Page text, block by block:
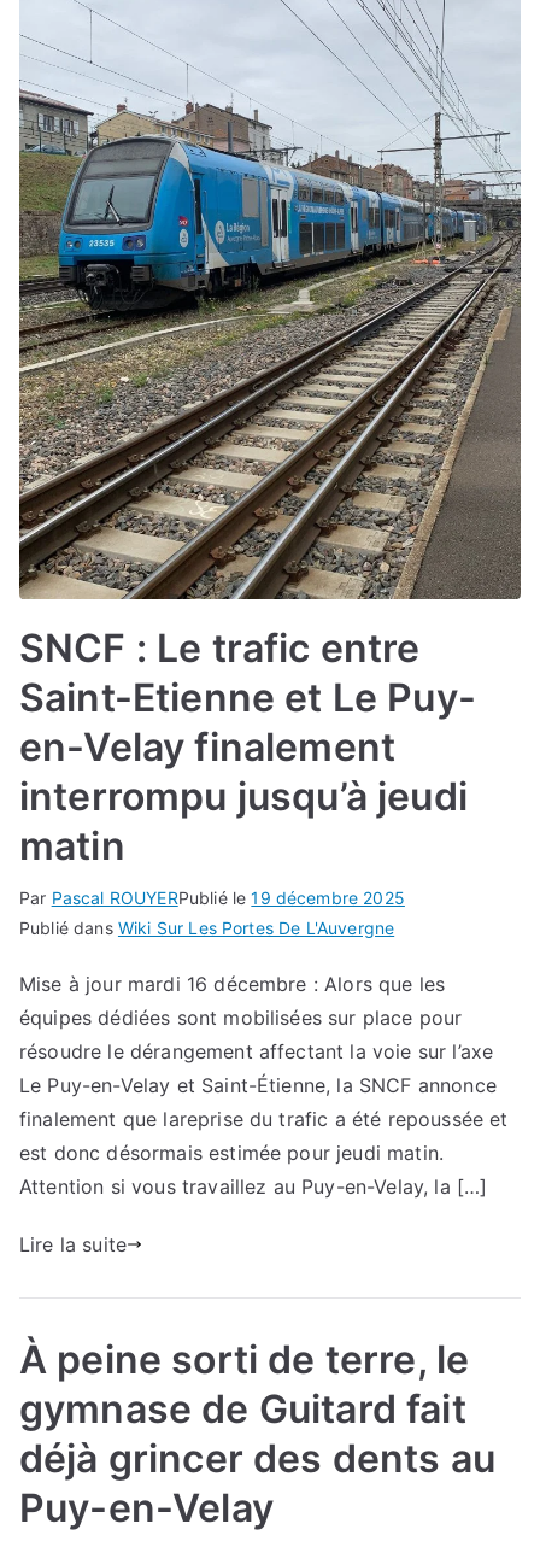
SNCF : Le trafic entre
Saint-Etienne et Le Puy-
en-Velay finalement
interrompu jusqu’à jeudi
matin
Par Pascal ROUYERPublié le19 décembre 2025
Publié dans Wiki Sur Les Portes De L'Auvergne
Mise à jour mardi 16 décembre : Alors que les
équipes dédiées sont mobilisées sur place pour
résoudre le dérangement affectant la voie sur l’axe
Le Puy-en-Velay et Saint-Étienne, la SNCF annonce
finalement que lareprise du trafic a été repoussée et
est donc désormais estimée pour jeudi matin.
Attention si vous travaillez au Puy-en-Velay, la […]
Lire la suite
À peine sorti de terre, le
gymnase de Guitard fait
déjà grincer des dents au
Puy-en-Velay